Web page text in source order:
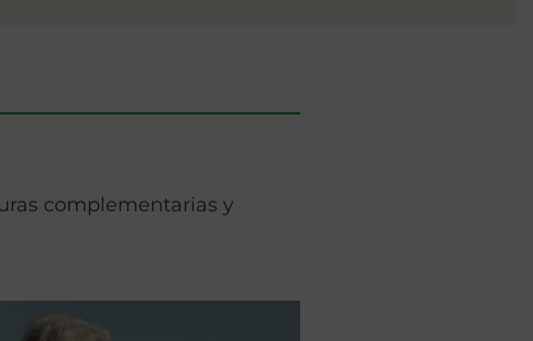
complementarias y